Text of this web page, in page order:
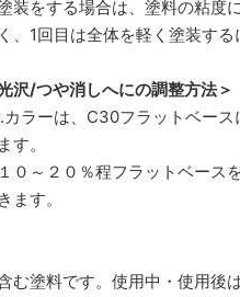
装をする場合は、塗料の粘
、1回目は全体を軽く塗装す
沢/つや消しへにの調整方法＞
カラーは、C30フラットベー
す。
０～２０％程フラットベー
ます。
む塗料です。使用中・使用後